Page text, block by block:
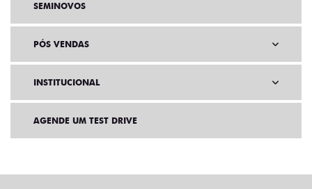
SEMINOVOS
PÓS VENDAS
INSTITUCIONAL
AGENDE UM TEST DRIVE